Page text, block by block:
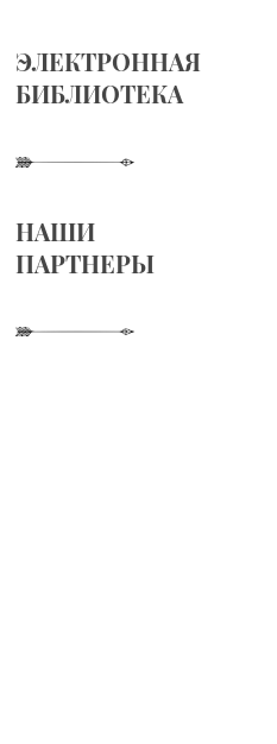
ЭЛЕКТРОННАЯ
БИБЛИОТЕКА
НАШИ
ПАРТНЕРЫ